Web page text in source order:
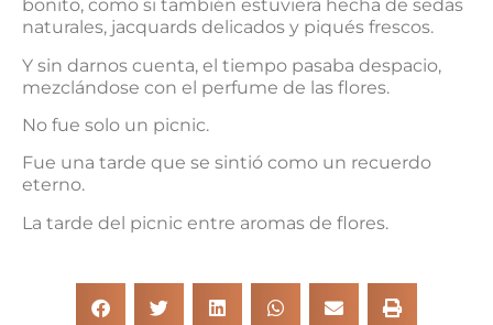
bonito, como si también estuviera hecha de sedas
naturales, jacquards delicados y piqués frescos.
Y sin darnos cuenta, el tiempo pasaba despacio,
mezclándose con el perfume de las flores.
No fue solo un picnic.
Fue una tarde que se sintió como un recuerdo
eterno.
La tarde del picnic entre aromas de flores.